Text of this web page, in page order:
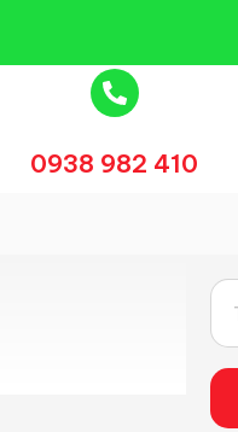
0938 982 410